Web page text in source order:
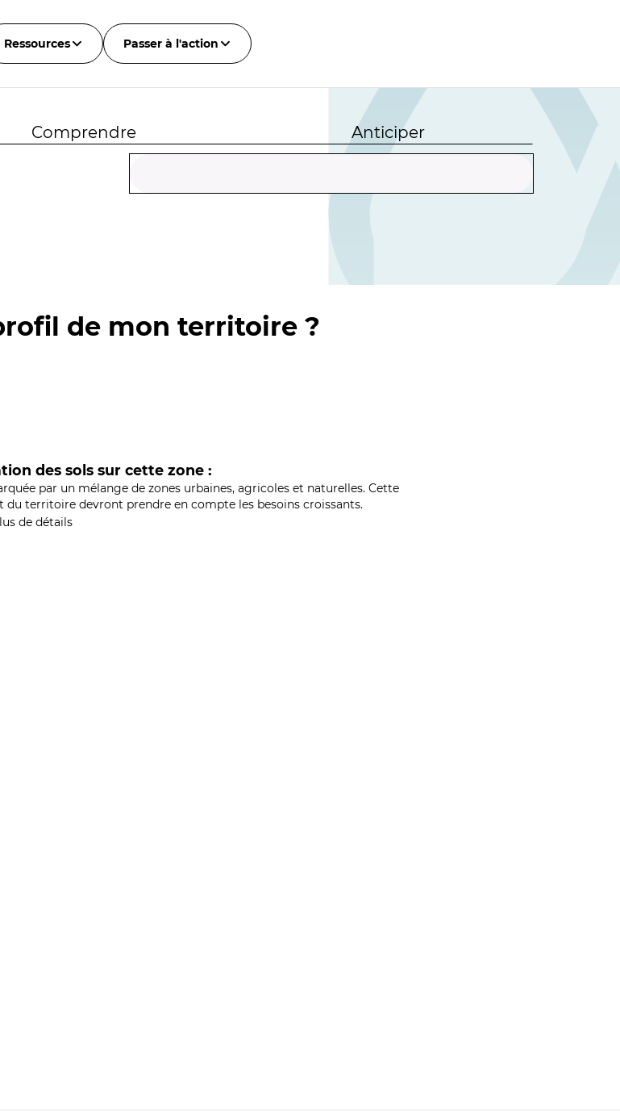
Ressources Passer à l'action
Comprendre Anticiper
de mon territoire ?
des sols sur cette zone :
par un mélange de zones urbaines, agricoles et naturelles. Cette
territoire devront prendre en compte les besoins croissants.
de détails